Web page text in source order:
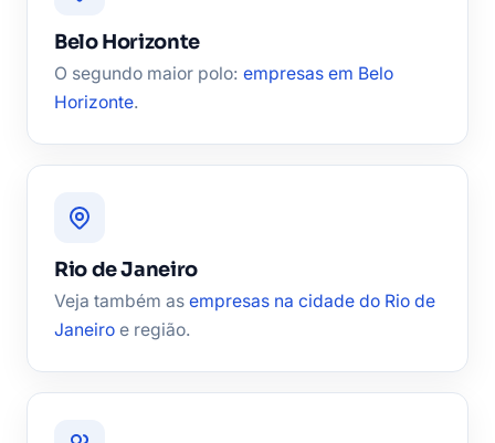
Belo Horizonte
O segundo maior polo: empresas em Belo
Horizonte.
Rio de Janeiro
Veja também as empresas na cidade do Rio de
Janeiro e região.